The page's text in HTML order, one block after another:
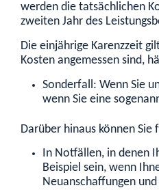
werden die tatsächlichen
zweiten Jahr des
Die einjährige Karenzzeit
Kosten angemessen sind,
Sonderfall: Wenn Sie
wenn Sie eine
Darüber hinaus können
In Notfällen, in denen
Beispiel sein, wenn
Neuanschaffungen